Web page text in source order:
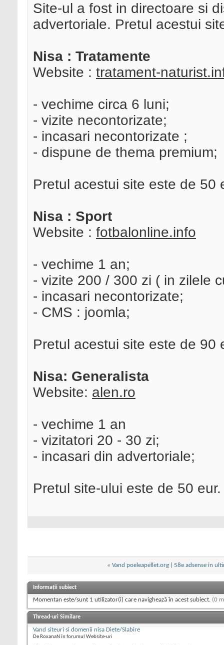
Site-ul a fost in directoare si
advertoriale. Pretul acestui
Nisa : Tratamente
Website : tratament-
- vechime circa 6 luni;
- vizite necontorizate;
- incasari necontorizate ;
- dispune de thema premium;
Pretul acestui site este de 50
Nisa : Sport
Website : fotbalonline.info
- vechime 1 an;
- vizite 200 / 300 zi ( in zilele
- incasari necontorizate;
- CMS : joomla;
Pretul acestui site este de 90
Nisa: Generalista
Website: alen.ro
- vechime 1 an
- vizitatori 20 - 30 zi;
- incasari din advertoriale;
Pretul site-ului este de 50 eur.
« Vand poeleapellet.org ( 58e adsense in
Informații subiect
Momentan este/sunt 1 utilizator(i) care navighează în acest subiect. (0
Thread-uri Similare
Vand siteuri si domenii nisa Diete/Slabire
De RoxanaN în forumul Website-uri